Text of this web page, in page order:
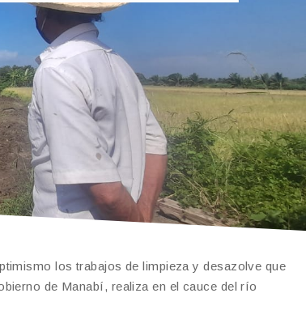
los trabajos de limpieza y desazolve que
de Manabí, realiza en el cauce del río